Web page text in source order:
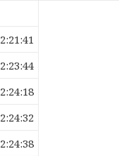
2:21:41
2:23:44
2:24:18
2:24:32
2:24:38